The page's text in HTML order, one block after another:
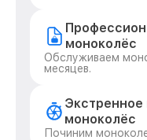
моноколёс
Обслуживаем
месяцев.
Экстренное
моноколёс
Починим